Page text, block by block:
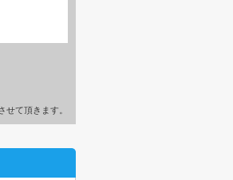
て頂きます。